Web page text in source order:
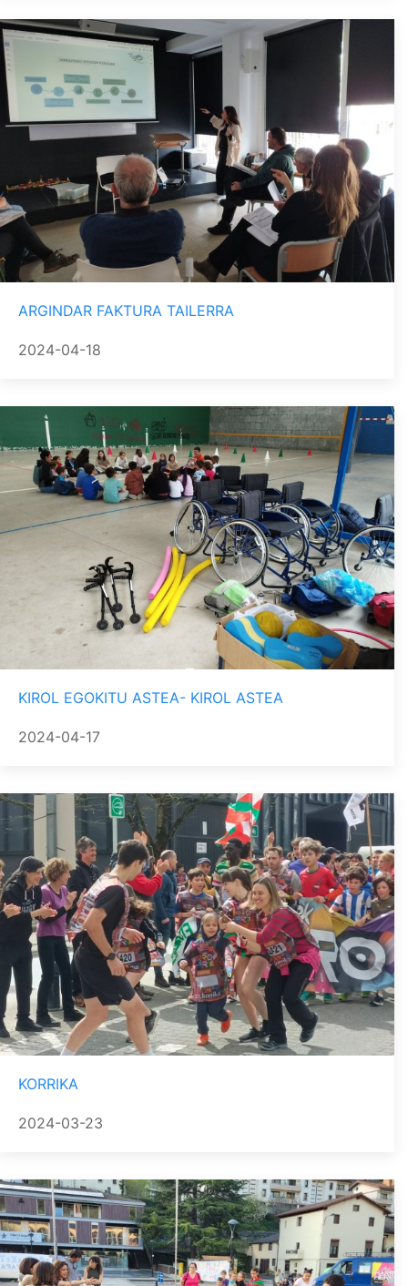
ARGINDAR FAKTURA TAILERRA
2024-04-18
KIROL EGOKITU ASTEA- KIROL ASTEA
2024-04-17
KORRIKA
2024-03-23